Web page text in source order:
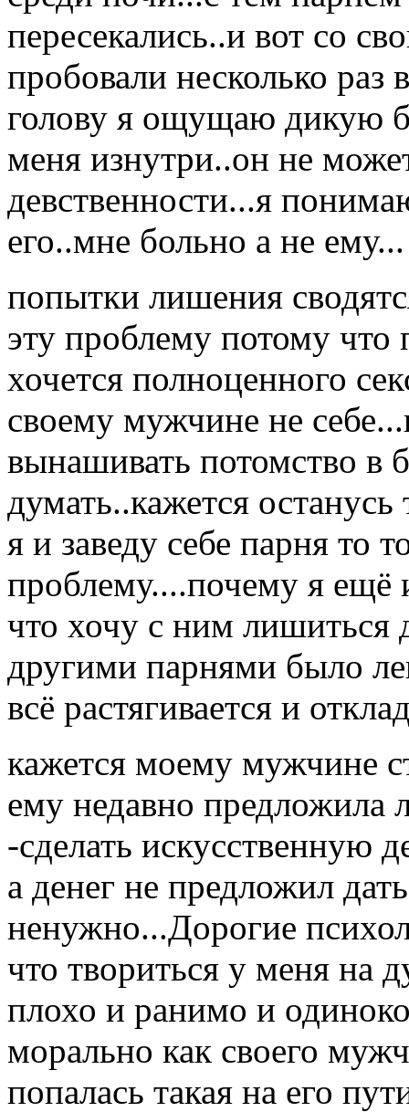
пересекались..и вот со
пробовали несколько
голову я ощущаю дикую
меня изнутри..он не
девственности...я
его..мне больно а не ему...
попытки лишения
эту проблему потому что
хочется полноценного
своему мужчине не
вынашивать потомство в
думать..кажется
я и заведу себе парня то
проблему....почему я ещё
что хочу с ним лишиться
другими парнями было
всё растягивается и
кажется моему мужчине
ему недавно предложила
-сделать искусственную
а денег не предложил
ненужно...Дорогие
что твориться у меня на
плохо и ранимо и
морально как своего
попалась такая на его